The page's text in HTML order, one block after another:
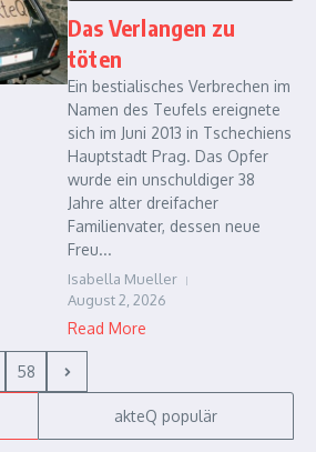
Das Verlangen zu
töten
Ein bestialisches Verbrechen im
Namen des Teufels ereignete
sich im Juni 2013 in Tschechiens
Hauptstadt Prag. Das Opfer
wurde ein unschuldiger 38
Jahre alter dreifacher
Familienvater, dessen neue
Freu...
Isabella Mueller
August 2, 2026
Read More
58
akteQ populär